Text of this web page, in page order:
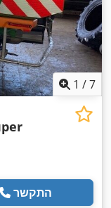
1 /7
התקשר